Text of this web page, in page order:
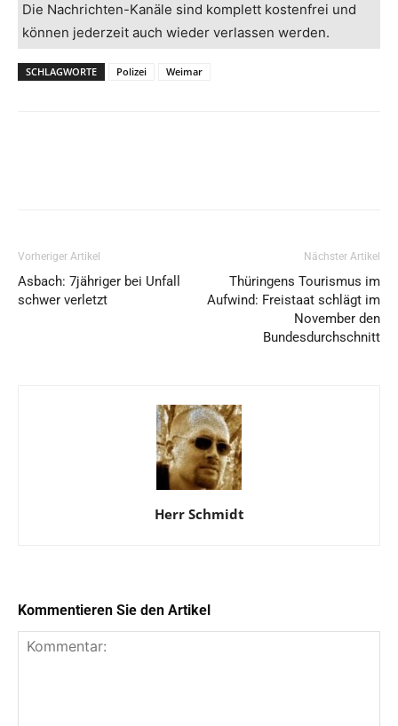
Die Nachrichten-Kanäle sind komplett kostenfrei und
können jederzeit auch wieder verlassen werden.
SCHLAGWORTE Polizei Weimar
Vorheriger Artikel
Asbach: 7jähriger bei Unfall
schwer verletzt
Nächster Artikel
Thüringens Tourismus im
Aufwind: Freistaat schlägt im
November den
Bundesdurchschnitt
Herr Schmidt
Kommentieren Sie den Artikel